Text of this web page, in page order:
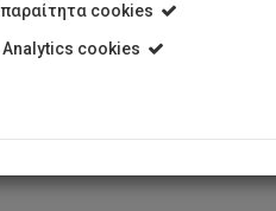
εγκαινίων
cookies
Analytics cookies